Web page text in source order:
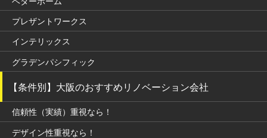
プレザントワークス
インテリックス
グラデンパシフィック
【条件別】大阪のおすすめリノベーション会社
信頼性（実績）重視なら！
デザイン性重視なら！